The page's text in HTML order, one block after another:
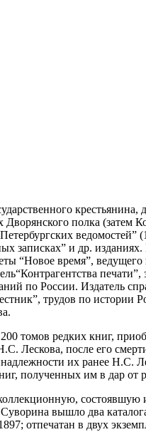
крестьянина,
полка (затем
ведомостей”
записках” и др.
“Новое время”, ведущего
по России. Издатель
трудов по истории
томов редких книг,
Лескова, после его
их ранее Н.С.
полученных им в дар от
вышло два
отпечатан в двух